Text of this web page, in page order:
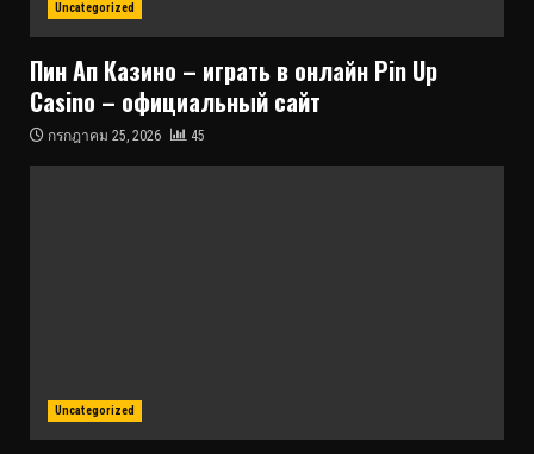
Uncategorized
Пин Ап Казино – играть в онлайн Pin Up
Casino – официальный сайт
กรกฎาคม 25, 2026 45
Uncategorized